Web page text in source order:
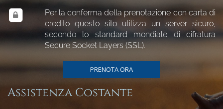
Per la conferma della prenotazione con carta di
credito questo sito utilizza un server sicuro,
secondo lo standard mondiale di cifratura
Secure Socket Layers (SSL).
PRENOTA ORA
Assistenza Costante